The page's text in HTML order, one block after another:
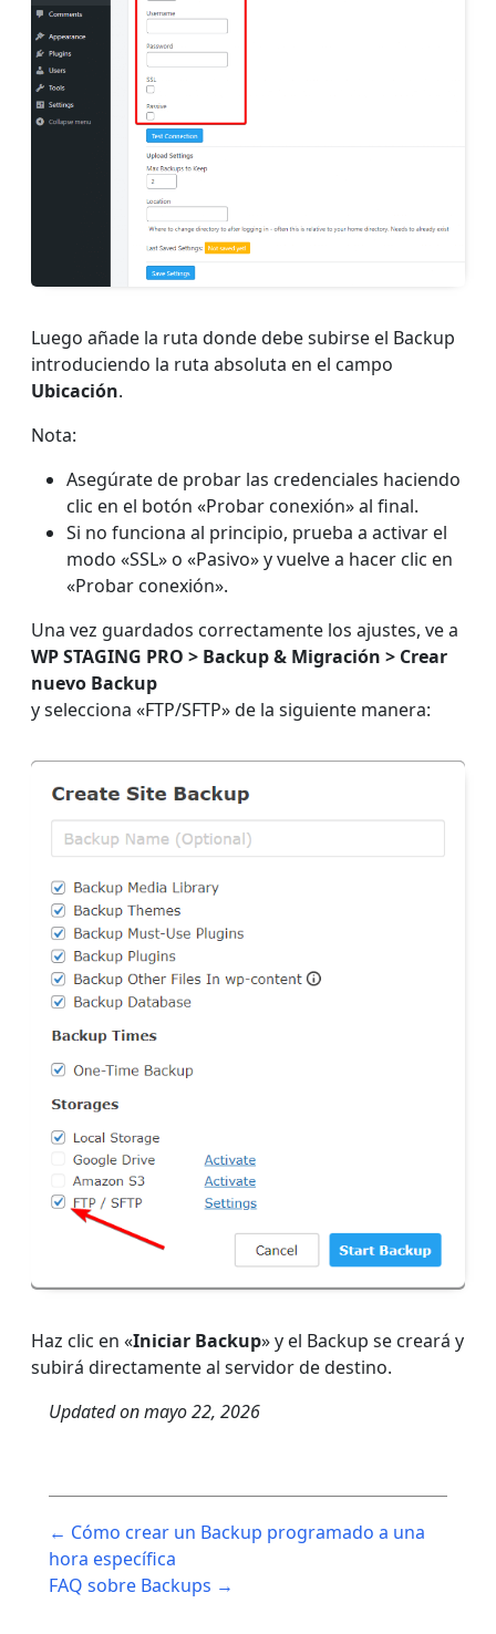
Luego añade la ruta donde debe subirse el Backup
introduciendo la ruta absoluta en el campo
Ubicación.
Nota:
Asegúrate de probar las credenciales haciendo
clic en el botón «Probar conexión» al final.
Si no funciona al principio, prueba a activar el
modo «SSL» o «Pasivo» y vuelve a hacer clic en
«Probar conexión».
Una vez guardados correctamente los ajustes, ve a
WP STAGING PRO > Backup & Migración > Crear
nuevo Backup
y selecciona «FTP/SFTP» de la siguiente manera:
Haz clic en «Iniciar Backup» y el Backup se creará y
subirá directamente al servidor de destino.
Updated onmayo 22, 2026
navigation
← Cómo crear un Backup programado a una
hora específica
FAQ sobre Backups →